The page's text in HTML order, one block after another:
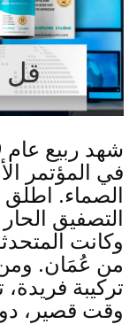
قل
في المؤتمر
الصماء.
وكانت
من عُمَان. ومن
تركيبة
وقت قصير،